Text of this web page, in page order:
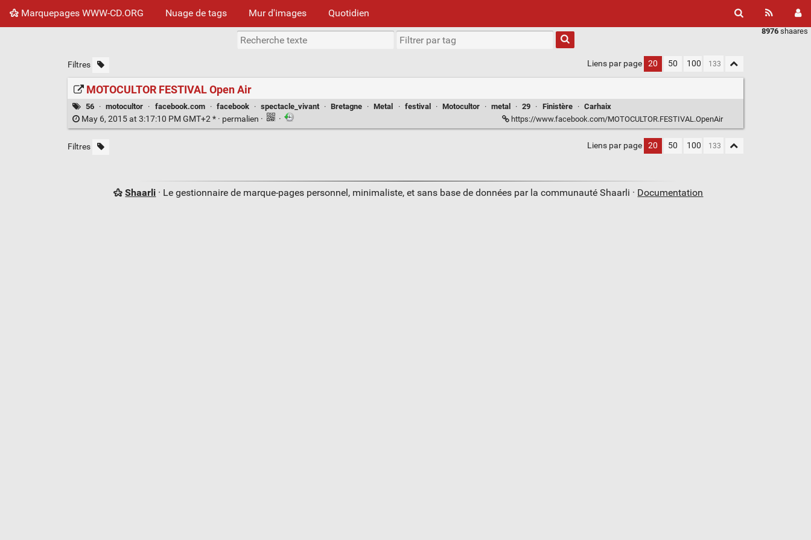
Marquepages WWW-CD.ORG Nuage de tags Mur d'images Quotidien
8976 shaares
Filtres Liens par page 20 50 100
MOTOCULTOR FESTIVAL Open Air
56 · motocultor · facebook.com · facebook · spectacle_vivant · Bretagne · Metal · festival · Motocultor · metal · 29 · Finistère · Carhaix
May 6, 2015 at 3:17:10 PM GMT+2 * · permalien · · https://www.facebook.com/MOTOCULTOR.FESTIVAL.OpenAir
Filtres Liens par page 20 50 100
Shaarli · Le gestionnaire de marque-pages personnel, minimaliste, et sans base de données par la communauté Shaarli · Documentation